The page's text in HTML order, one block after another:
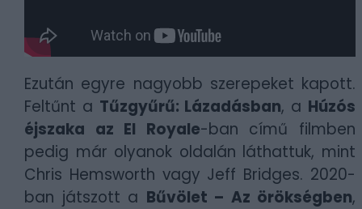
Ezután egyre nagyobb szerepeket kapott.
Feltűnt a Tűzgyűrű: Lázadásban, a Húzós
éjszaka az El Royale-ban című filmben
pedig már olyanok oldalán láthattuk, mint
Chris Hemsworth vagy Jeff Bridges. 2020-
ban játszott a Bűvölet – Az örökségben,